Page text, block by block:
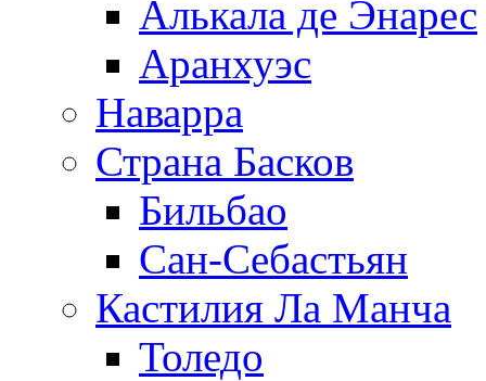
Алькала де Энарес
Аранхуэс
Наварра
Страна Басков
Бильбао
Сан-Себастьян
Кастилия Ла Манча
Толедо